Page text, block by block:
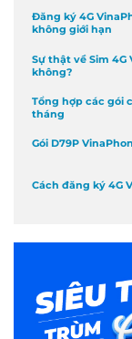
Đăng ký 4G
không giới hạn
Sự thật về Sim 4G
không?
Tổng hợp các gói
tháng
Gói D79P
Cách đăng ký 4G